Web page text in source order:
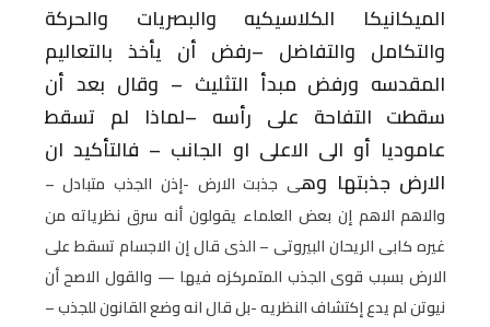
الميكانيكا الكلاسيكيه والبصريات والحركة
والتكامل والتفاضل –رفض أن يأخذ بالتعاليم
المقدسه ورفض مبدأ التثليث – وقال بعد أن
سقطت التفاحة على رأسه –لماذا لم تسقط
عاموديا أو الى الاعلى او الجانب – فالتأكيد ان
الارض جذبتها وهى جذبت الارض -إذن الجذب متبادل –
والاهم الاهم إن بعض العلماء يقولون أنه سرق نظرياته من
غيره كابى الريحان البيروتى– الذى قال إن الاجسام تسقط على
الارض بسبب قوى الجذب المتمركزه فيها — والقول الاصح أن
نيوتن لم يدع إكتشاف النظريه -بلقال انه وضع القانون للجذب –